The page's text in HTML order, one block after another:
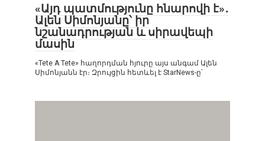
«Այդ պատմությունը հնարովի է»․
Ալեն Սիմոնյանը՝ իր
նշանադրության և սիրավեպի
մասին
«Tete A Tete» հաղորդման հյուրը այս անգամ Ալեն
Սիմոնյանն էր։ Զրույցին հետևել է StarNews-ը՝